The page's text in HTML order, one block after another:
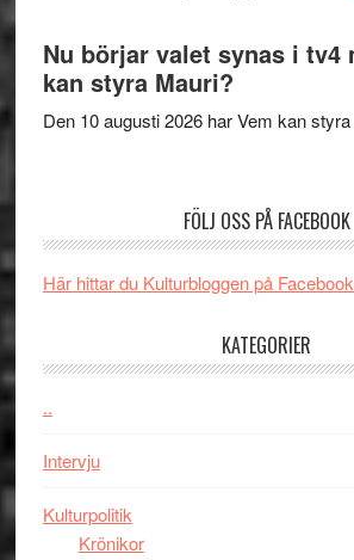
Nu börjar valet synas i tv4
kan styra Mauri?
Den 10 augusti 2026 har Vem kan
FÖLJ OSS PÅ FACEBOOK
Här hittar du Kulturbloggen på
KATEGORIER
..
Intervju
Kulturpolitik
Krönikor